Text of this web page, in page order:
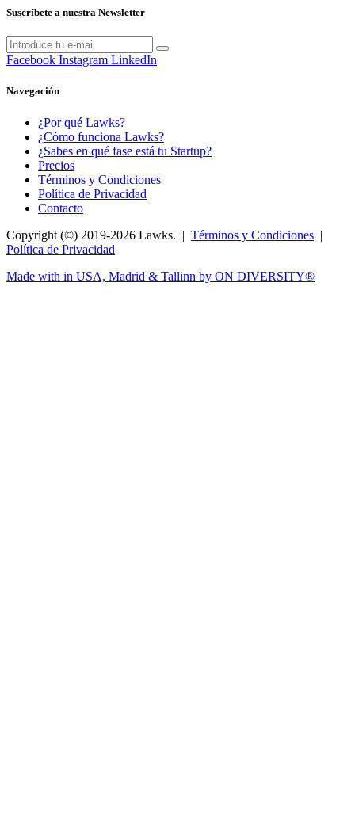
Suscríbete a nuestra Newsletter
Facebook Instagram LinkedIn
Navegación
¿Por qué Lawks?
¿Cómo funciona Lawks?
¿Sabes en qué fase está tu Startup?
Precios
Términos y Condiciones
Política de Privacidad
Contacto
Copyright (©) 2019-2026 Lawks. | Términos y Condiciones |
Política de Privacidad
Made with in USA, Madrid & Tallinn by ON DIVERSITY®